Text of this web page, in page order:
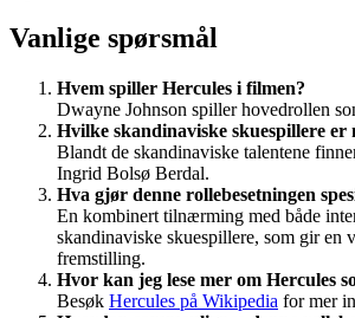
Vanlige spørsmål
Hvem spiller Hercules i filmen?
Dwayne Johnson spiller hovedrollen
Hvilke skandinaviske skuespillere er
Blandt de skandinaviske talentene
Ingrid Bolsø Berdal.
Hva gjør denne rollebesetningen
En kombinert tilnærming med både
skandinaviske skuespillere, som gir en
fremstilling.
Hvor kan jeg lese mer om Hercules
Besøk Hercules på Wikipedia for mer